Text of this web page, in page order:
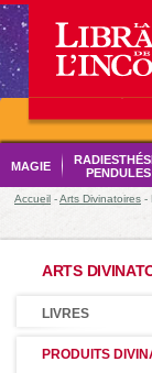
MAGIE
PENDULES
Accueil -Arts Divinatoires -
ARTS
LIVRES
PRODUITS